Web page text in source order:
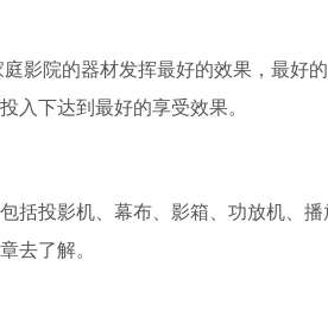
影院的器材发挥最好的效果，最好
入下达到最好的享受效果。
括投影机、幕布、影箱、功放机、播
去了解。